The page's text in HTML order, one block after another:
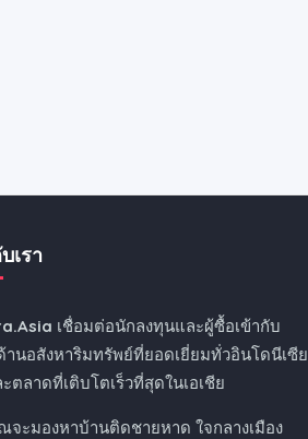
เรา
เชื่อมต่อนักลงทุนและผู้ซื้อเข้ากับ
านอสังหาริมทรัพย์ที่ยอดเยี่ยมทั่วอินโดนีเซีย
ตลาดที่เติบโตเร็วที่สุดในเอเชีย
จะมองหาบ้านติดชายหาด ใจกลางเมือง